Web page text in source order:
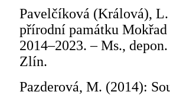
Pavelčíková (Králová), L.
přírodní památku
2014–2023. – Ms.,
Zlín.
Pazderová, M. (2014):